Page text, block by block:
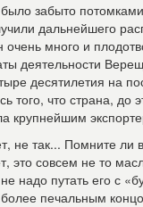
забыто
дальнейшего
много и
деятельности
десятилетия на
того, что страна, до
крупнейшим
не так... Помните ли
это совсем не то
надо путать его с
более печальным